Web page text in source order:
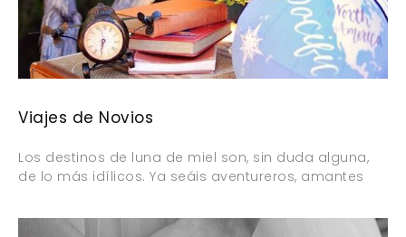
Viajes de Novios
Los destinos de luna de miel son, sin duda alguna,
de lo más idílicos. Ya seáis aventureros, amantes